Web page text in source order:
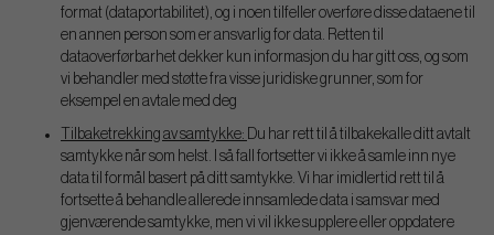
format (dataportabilitet), og i noen tilfeller overføre disse dataene til
en annen person som er ansvarlig for data. Retten til
dataoverførbarhet dekker kun informasjon du har gitt oss, og som
vi behandler med støtte fra visse juridiske grunner, som for
eksempel en avtale med deg
Tilbaketrekking av samtykke: Du har rett til å tilbakekalle ditt avtalt
samtykke når som helst. I så fall fortsetter vi ikke å samle inn nye
data til formål basert på ditt samtykke. Vi har imidlertid rett til å
fortsette å behandle allerede innsamlede data i samsvar med
gjenværende samtykke, men vi vil ikke supplere eller oppdatere